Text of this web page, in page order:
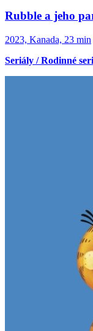
Rubble a jeho
2023, Kanada, 23 min
Seriály / Rodinné